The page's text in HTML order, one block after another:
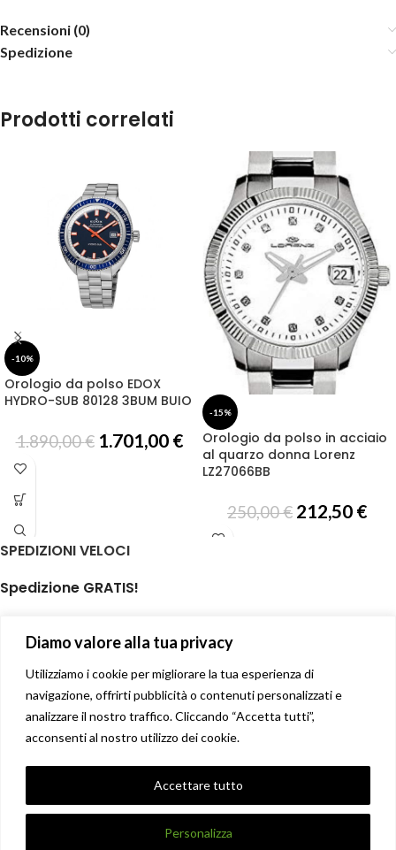
Diamo valore alla tua privacy
Utilizziamo i cookie per migliorare la tua esperienza di
navigazione, offrirti pubblicità o contenuti personalizzati e
analizzare il nostro traffico. Cliccando “Accetta tutti”,
acconsenti al nostro utilizzo dei cookie.
Personalizza
Accettare tutto
Recensioni (0)
Spedizione
Prodotti correlati
-10%
Orologio da polso EDOX
HYDRO-SUB 80128 3BUM BUIO
1.890,00€ 1.701,00 €
-15%
Orologio da polso in acciaio
al quarzo donna Lorenz
LZ27066BB
250,00€ 212,50 €
SPEDIZIONI VELOCI
Spedizione GRATIS!
isole minori non incluse
Soddisfatti o rimborsati
14 giorni diritto di recesso facile